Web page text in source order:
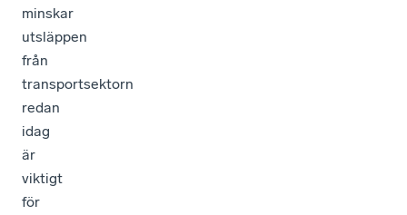
minskar
utsläppen
från
transportsektorn
redan
idag
är
viktigt
för